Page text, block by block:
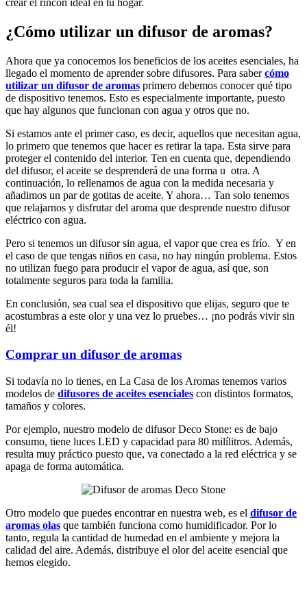
¿Cómo utilizar un difusor de aromas?
Ahora que ya conocemos los beneficios de los aceites esenciales, ha
llegado el momento de aprender sobre difusores. Para sabercómo
utilizar un difusor de aromas primero debemos conocer qué tipo
de dispositivo tenemos. Esto es especialmente importante, puesto
que hay algunos que funcionan con agua y otros que no.
Si estamos ante el primer caso, es decir, aquellos que necesitan agua,
lo primero que tenemos que hacer es retirar la tapa. Esta sirve para
proteger el contenido del interior. Ten en cuenta que, dependiendo
del difusor, el aceite se desprenderá de una forma u otra. A
continuación, lo rellenamos de agua con la medida necesaria y
añadimos un par de gotitas de aceite. Y ahora… Tan solo tenemos
que relajarnos y disfrutar del aroma que desprende nuestro difusor
eléctrico con agua.
Pero si tenemos un difusor sin agua, el vapor que crea es frío. Y en
el caso de que tengas niños en casa, no hay ningún problema. Estos
no utilizan fuego para producir el vapor de agua, así que, son
totalmente seguros para toda la familia.
En conclusión, sea cual sea el dispositivo que elijas, seguro que te
acostumbras a este olor y una vez lo pruebes… ¡no podrás vivir sin
él!
Comprar un difusor de aromas
Si todavía no lo tienes, en La Casa de los Aromas tenemos varios
modelos de difusores de aceites esenciales con distintos formatos,
tamaños y colores.
Por ejemplo, nuestro modelo de difusor Deco Stone: es de bajo
consumo, tiene luces LED y capacidad para 80 milílitros. Además,
resulta muy práctico puesto que, va conectado a la red eléctrica y se
apaga de forma automática.
Otro modelo que puedes encontrar en nuestra web, es el difusor de
aromas olas que también funciona como humidificador. Por lo
tanto, regula la cantidad de humedad en el ambiente y mejora la
calidad del aire. Además, distribuye el olor del aceite esencial que
hemos elegido.